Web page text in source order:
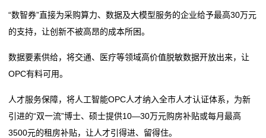
“数智券”直接为采购算力、数据及大模型服务的企业给予最高30万元
的支持，让创新不被高昂的成本所困。
数据要素供给，将交通、医疗等领域高价值脱敏数据开放出来，让
OPC有料可用。
人才服务保障，将人工智能OPC人才纳入全市人才认证体系，为新
引进的“双一流”博士、硕士提供10—30万元购房补贴或每月最高
3500元的租房补贴，让人才引得进、留得住。